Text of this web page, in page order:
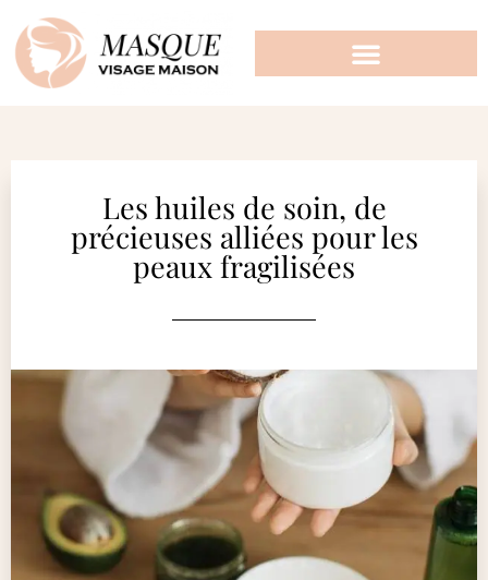
Les huiles de soin, de
précieuses alliées pour les
peaux fragilisées